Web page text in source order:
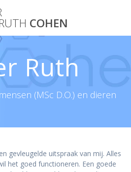
content
COHEN
Ruth
(MSc D.O.) en dieren
gevleugelde uitspraak van mij. Alles
het goed functioneren. Een goede